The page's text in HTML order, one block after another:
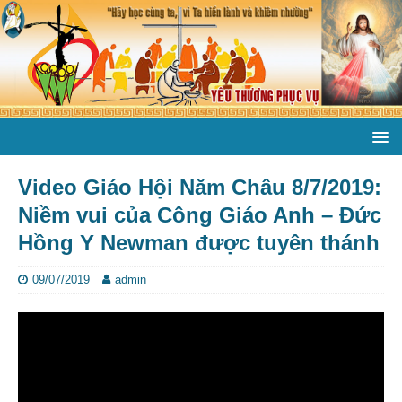
Video Giáo Hội Năm Châu 8/7/2019:
Niềm vui của Công Giáo Anh – Đức
Hồng Y Newman được tuyên thánh
09/07/2019 admin